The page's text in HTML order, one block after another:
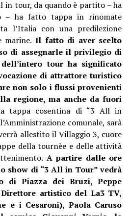
in tour, da quando è partito – ha
– ha fatto tappa in rinomate
l’Italia con una predilezione
marine. Il fatto di aver scelto
di assegnarle il privilegio di
tour ha significato
di attrattore turistico
non solo i flussi provenienti
regione, ma anche da fuori
tappa cosentina di “3 All in
comunale, sarà
allestito il Villaggio 3, cuore
della tournèe e delle attività
A partire dalle ore
show di “3 All in Tour” vedrà
di Piazza dei Bruzi, Peppe
artistico del La3 TV,
e i Cesaroni), Paola Caruso